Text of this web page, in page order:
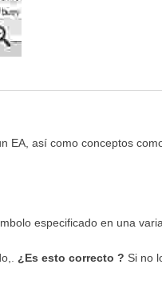
EA, así como conceptos
especificado en una
¿Es esto correcto ? Si no